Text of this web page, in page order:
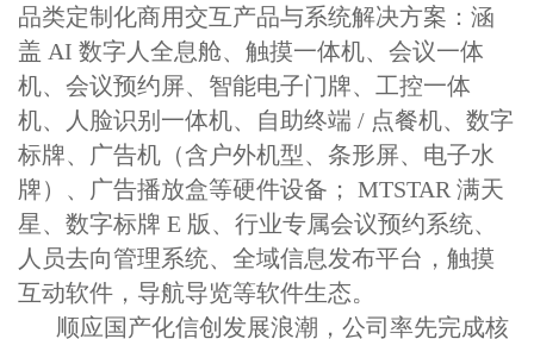
品类定制化商用交互产品与系统解决方案：涵
盖 AI 数字人全息舱、触摸一体机、会议一体
机、会议预约屏、智能电子门牌、工控一体
机、人脸识别一体机、自助终端 / 点餐机、数字
标牌、广告机（含户外机型、条形屏、电子水
牌）、广告播放盒等硬件设备； MTSTAR 满天
星、数字标牌 E 版、行业专属会议预约系统、
人员去向管理系统、全域信息发布平台，触摸
互动软件，导航导览等软件生态。
顺应国产化信创发展浪潮，公司率先完成核